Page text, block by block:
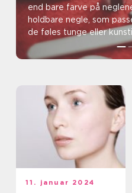
end bare farve på
holdbare negle, som
de føles tunge eller
11. januar 2024